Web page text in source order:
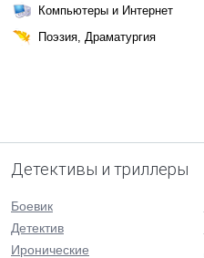
Компьютеры и Интернет
Поэзия, Драматургия
Детективы и триллеры
Боевик
Детектив
Иронические